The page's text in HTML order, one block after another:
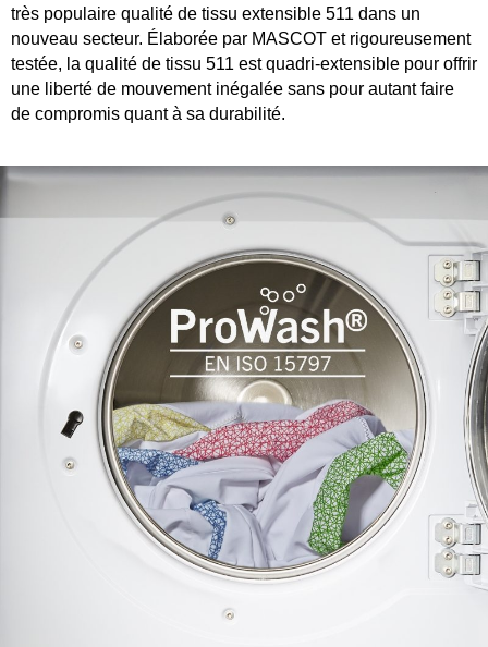
très populaire qualité de tissu extensible 511 dans un
nouveau secteur. Élaborée par MASCOT et rigoureusement
testée, la qualité de tissu 511 est quadri-extensible pour offrir
une liberté de mouvement inégalée sans pour autant faire
de compromis quant à sa durabilité.